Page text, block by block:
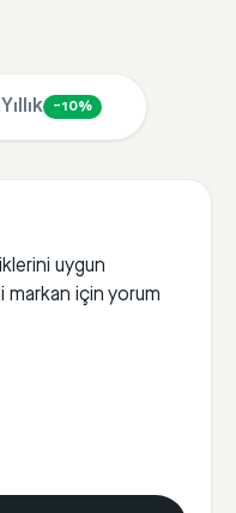
Yıllık −10%
uygun
markan için yorum